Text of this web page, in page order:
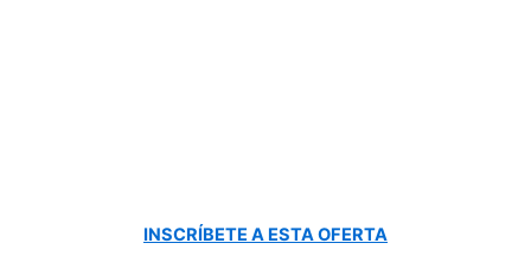
INSCRÍBETE A ESTA OFERTA